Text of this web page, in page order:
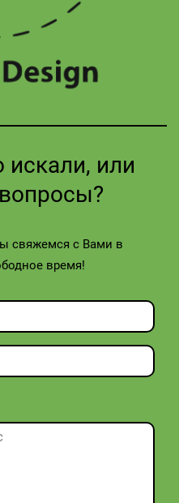
или
свяжемся с Вами в
время!